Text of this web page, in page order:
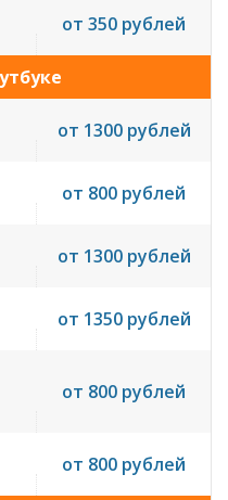
от 350 рублей
от 1300 рублей
от 800 рублей
от 1300 рублей
от 1350 рублей
от 800 рублей
от 800 рублей